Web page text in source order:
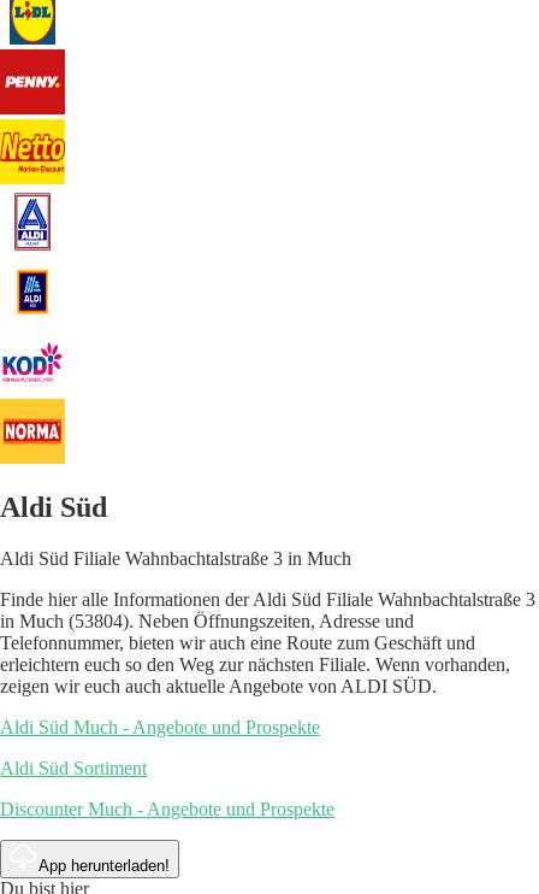
Aldi Süd
Aldi Süd Filiale Wahnbachtalstraße 3 in Much
Finde hier alle Informationen der Aldi Süd Filiale Wahnbachtalstraße 3
in Much (53804). Neben Öffnungszeiten, Adresse und
Telefonnummer, bieten wir auch eine Route zum Geschäft und
erleichtern euch so den Weg zur nächsten Filiale. Wenn vorhanden,
zeigen wir euch auch aktuelle Angebote von ALDI SÜD.
Aldi Süd Much - Angebote und Prospekte
Aldi Süd Sortiment
Discounter Much - Angebote und Prospekte
App herunterladen!
Du bist hier